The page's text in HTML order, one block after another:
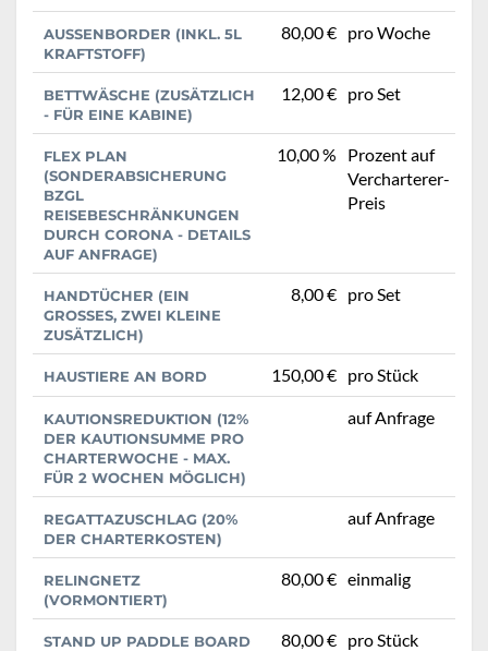
AUSSENBORDER (INKL. 5L K
RAFTSTOFF)
80,00 € pro Woche
BETTWÄSCHE (ZUSÄTZLICH
- FÜR EINE KABINE)
12,00 € pro Set
FLEX PLAN
(SONDERABSICHERUNG
BZGL
REISEBESCHRÄNKUNGEN
DURCH CORONA - DETAILS
AUF ANFRAGE)
10,00 %
Prozent auf
Vercharterer-
Preis
HANDTÜCHER (EIN
GROSSES, ZWEI KLEINE Z
USÄTZLICH)
8,00 € pro Set
HAUSTIERE AN BORD 150,00 € pro Stück
KAUTIONSREDUKTION (12%
DER KAUTIONSUMME PRO
CHARTERWOCHE - MAX.
FÜR 2 WOCHEN MÖGLICH)
auf Anfrage
REGATTAZUSCHLAG (20%
DER CHARTERKOSTEN)
auf Anfrage
RELINGNETZ
(VORMONTIERT)
80,00 € einmalig
STAND UP PADDLE BOARD 80,00 € pro Stück